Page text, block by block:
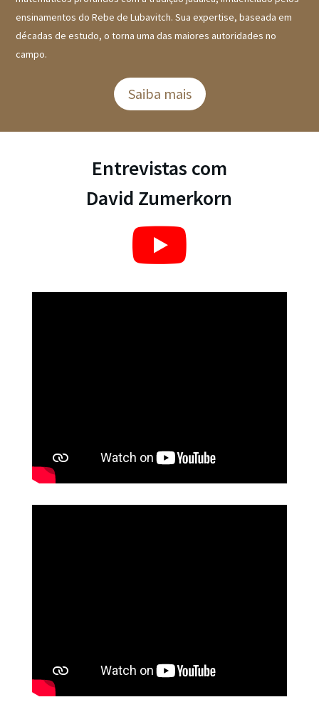
ensinamentos do Rebe de Lubavitch. Sua expertise, baseada em
décadas de estudo, o torna uma das maiores autoridades no
campo.
Saiba mais
Entrevistas com
David Zumerkorn
